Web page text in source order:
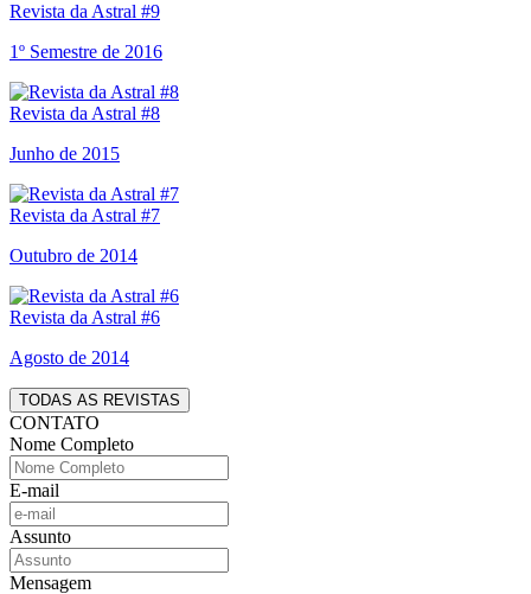
Revista da Astral #9
1º Semestre de 2016
Revista da Astral #8
Junho de 2015
Revista da Astral #7
Outubro de 2014
Revista da Astral #6
Agosto de 2014
TODAS AS REVISTAS
CONTATO
Nome Completo
E-mail
Assunto
Mensagem